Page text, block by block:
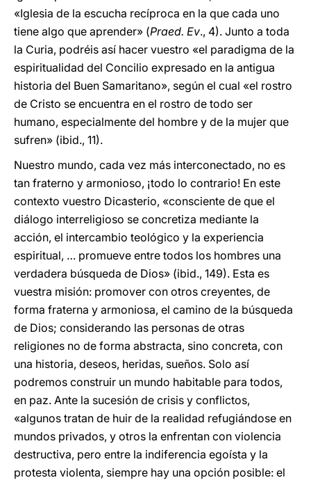
«Iglesia de la escucha recíproca en la que cada uno
tiene algo que aprender» (Praed. Ev., 4). Junto a toda
la Curia, podréis así hacer vuestro «el paradigma de la
espiritualidad del Concilio expresado en la antigua
historia del Buen Samaritano», según el cual «el rostro
de Cristo se encuentra en el rostro de todo ser
humano, especialmente del hombre y de la mujer que
sufren» (ibid., 11).
Nuestro mundo, cada vez más interconectado, no es
tan fraterno y armonioso, ¡todo lo contrario! En este
contexto vuestro Dicasterio, «consciente de que el
diálogo interreligioso se concretiza mediante la
acción, el intercambio teológico y la experiencia
espiritual, … promueve entre todos los hombres una
verdadera búsqueda de Dios» (ibid., 149). Esta es
vuestra misión: promover con otros creyentes, de
forma fraterna y armoniosa, el camino de la búsqueda
de Dios; considerando las personas de otras
religiones no de forma abstracta, sino concreta, con
una historia, deseos, heridas, sueños. Solo así
podremos construir un mundo habitable para todos,
en paz. Ante la sucesión de crisis y conflictos,
«algunos tratan de huir de la realidad refugiándose en
mundos privados, y otros la enfrentan con violencia
destructiva, pero entre la indiferencia egoísta y la
protesta violenta, siempre hay una opción posible: el